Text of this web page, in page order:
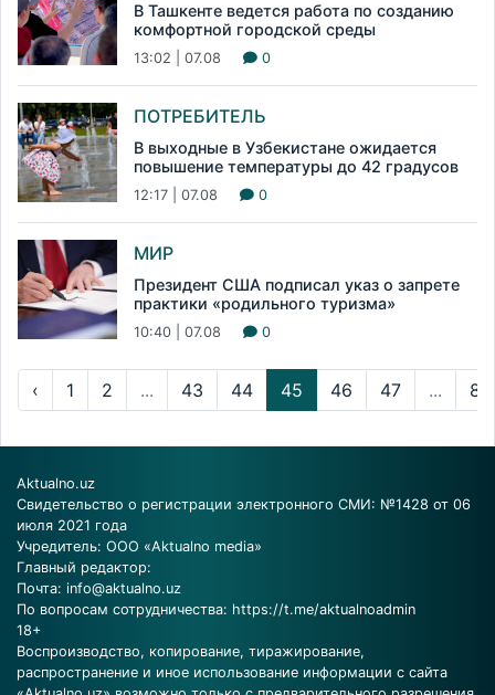
В Ташкенте ведется работа по созданию
комфортной городской среды
13:02 | 07.08 0
ПОТРЕБИТЕЛЬ
В выходные в Узбекистане ожидается
повышение температуры до 42 градусов
12:17 | 07.08 0
МИР
Президент США подписал указ о запрете
практики «родильного туризма»
10:40 | 07.08 0
‹ 1 2 ... 43 44 45 46 47 ... 83
Aktualno.uz
Свидетельство о регистрации электронного СМИ: №1428 от 06
июля 2021 года
Учредитель: ООО «Aktualno media»
Главный редактор:
Почта: info@aktualno.uz
По вопросам сотрудничества: https://t.me/aktualnoadmin
18+
Воспроизводство, копирование, тиражирование,
распространение и иное использование информации с сайта